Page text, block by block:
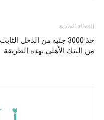
المقالة القادمة
خذ 3000 جنيه من الدخل الثابت
من البنك الأهلي بهذه الطريقة